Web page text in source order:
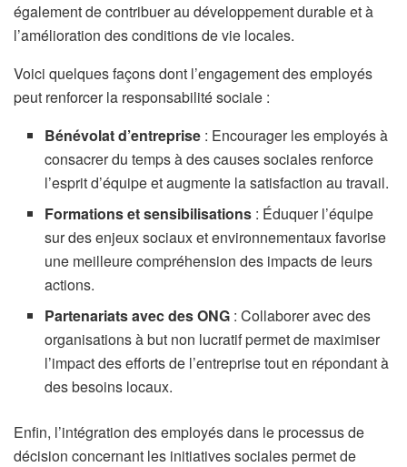
également de contribuer au développement durable et à
l’amélioration des conditions de vie locales.
Voici quelques façons dont l’engagement des employés
peut renforcer la responsabilité sociale :
Bénévolat d’entreprise : Encourager les employés à
consacrer du temps à des causes sociales renforce
l’esprit d’équipe et augmente la satisfaction au travail.
Formations et sensibilisations : Éduquer l’équipe
sur des enjeux sociaux et environnementaux favorise
une meilleure compréhension des impacts de leurs
actions.
Partenariats avec des ONG : Collaborer avec des
organisations à but non lucratif permet de maximiser
l’impact des efforts de l’entreprise tout en répondant à
des besoins locaux.
Enfin, l’intégration des employés dans le processus de
décision concernant les initiatives sociales permet de